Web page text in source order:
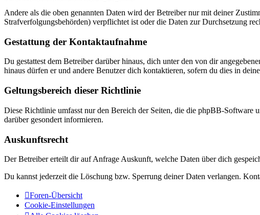
Andere als die oben genannten Daten wird der Betreiber nur mit deiner
Strafverfolgungsbehörden) verpflichtet ist oder die Daten zur Durchsetzung
Gestattung der Kontaktaufnahme
Du gestattest dem Betreiber darüber hinaus, dich unter den von dir
hinaus dürfen er und andere Benutzer dich kontaktieren, sofern du dies in
Geltungsbereich dieser Richtlinie
Diese Richtlinie umfasst nur den Bereich der Seiten, die die phpBB-Software
darüber gesondert informieren.
Auskunftsrecht
Der Betreiber erteilt dir auf Anfrage Auskunft, welche Daten über dich
Du kannst jederzeit die Löschung bzw. Sperrung deiner Daten verlangen.
Foren-Übersicht
Cookie-Einstellungen